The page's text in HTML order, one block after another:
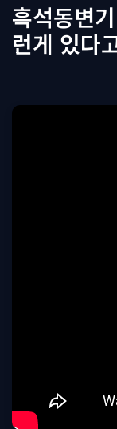
로
건
기
흑석동변
런게 있다